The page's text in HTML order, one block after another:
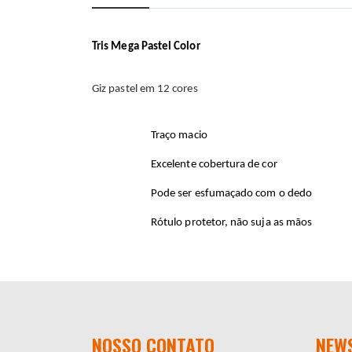
início
de
Tris Mega Pastel Color
Giz pastel em 12 cores
Traço macio
Excelente cobertura de cor
Pode ser esfumaçado com o dedo
Rótulo protetor, não suja as mãos
NOSSO CONTATO